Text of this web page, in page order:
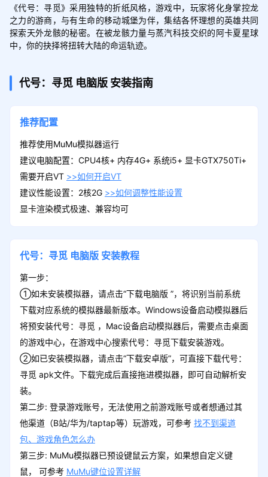
《代号：寻觅》采用独特的折纸风格，游戏中，玩家将化身掌控龙
之力的游商，与有生命的移动城堡为伴，集结各怀理想的英雄共同
探索天外龙骸的秘密。在被龙骸力量与蒸汽科技交织的阿卡夏星球
中，你的抉择将扭转大陆的命运轨迹。
代号：寻觅 电脑版 安装指南
推荐配置
推荐使用MuMu模拟器运行
建议电脑配置：CPU4核+ 内存4G+ 系统i5+ 显卡GTX750Ti+
需要开启VT >>如何开启VT
建议性能设置：2核2G >>如何调整性能设置
显卡渲染模式极速、兼容均可
代号：寻觅 电脑版 安装教程
第一步：
①如未安装模拟器，请点击“下载电脑版 ”，将识别当前系统
下载对应系统的模拟器最新版本。Windows设备启动模拟器后
将预安装代号：寻觅 ，Mac设备启动模拟器后，需要点击桌面
的游戏中心，在游戏中心搜索代号：寻觅下载安装游戏。
②如已安装模拟器，请点击“下载安卓版”，可直接下载代号：
寻觅 apk文件。下载完成后直接拖进模拟器，即可自动解析安
装。
第二步: 登录游戏账号，无法使用之前游戏账号或者想通过其
他渠道（B站/华为/taptap等）玩游戏，可参考 找不到渠道
包、游戏角色怎么办
第三步: MuMu模拟器已预设键鼠云方案，如果想自定义键
鼠， 可参考 MuMu键位设置详解